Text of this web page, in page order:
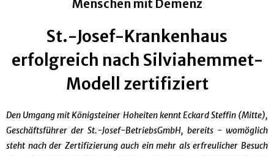
Menschen mit Demenz
St.-Josef-Krankenhaus
erfolgreich nach Silviahemmet-
Modell zertifiziert
Den Umgang mit Königsteiner Hoheiten kennt Eckard Steffin (Mitte),
Geschäftsführer der St.-Josef-BetriebsGmbH, bereits - womöglich
steht nach der Zertifizierung auch ein mehr als erfreulicher Besuch